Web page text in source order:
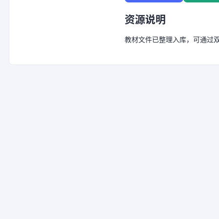
资源说明
教材文件已整理入库，可通过